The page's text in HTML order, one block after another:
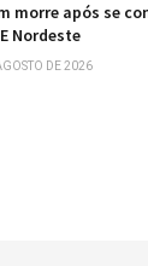
morre após se
Nordeste
DE 2026